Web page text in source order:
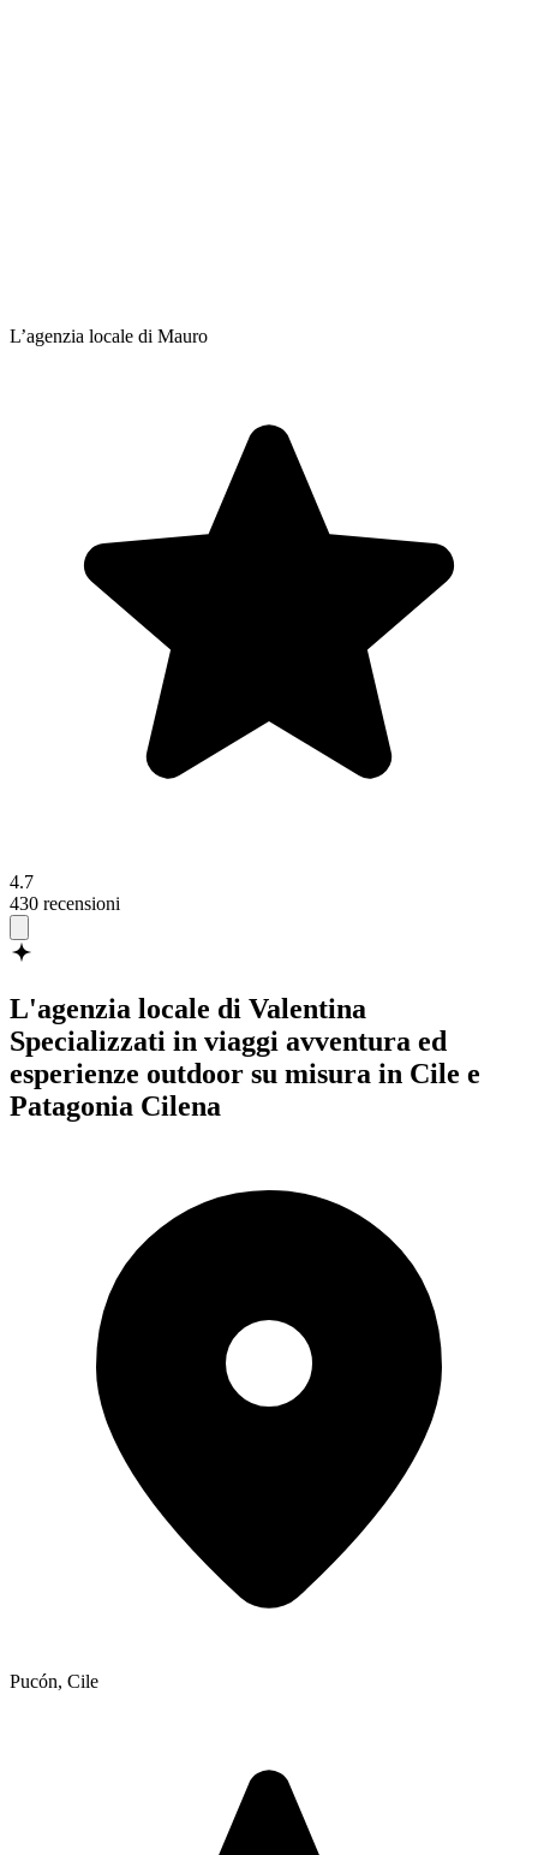
L’agenzia locale di Mauro
4.7
430 recensioni
L'agenzia locale di Valentina
Specializzati in viaggi avventura ed
esperienze outdoor su misura in Cile e
Patagonia Cilena
Pucón, Cile